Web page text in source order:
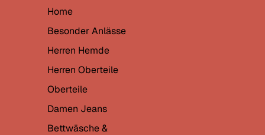
Home
Besonder Anlässe
Herren Hemde
Herren Oberteile
Oberteile
Damen Jeans
Bettwäsche &